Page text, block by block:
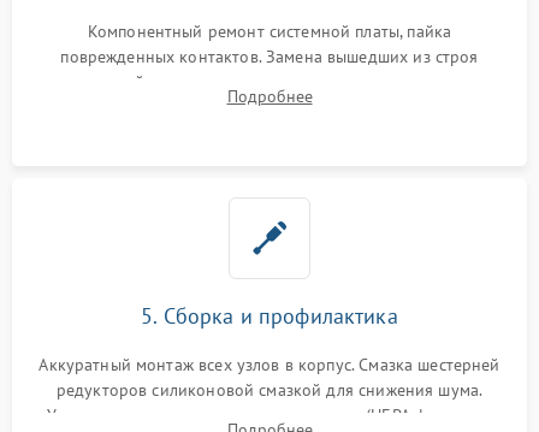
Компонентный ремонт системной платы, пайка
поврежденных контактов. Замена вышедших из строя
двигателей, изношенного аккумулятора, неисправного
лидара или помпы подачи воды. Восстановление шлейфов и
Подробнее
5. Сборка и профилактика
Аккуратный монтаж всех узлов в корпус. Смазка шестерней
редукторов силиконовой смазкой для снижения шума.
Установка новых расходных материалов (HEPA-фильтров,